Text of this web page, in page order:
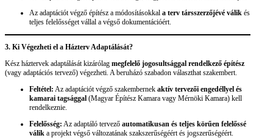
Az adaptációt végző építész a módosításokkal a terv társszerzőjévé válik és
teljes felelősséget vállal a végső dokumentációért.
3. Ki Végezheti el a Házterv Adaptálását?
Kész háztervek adaptálását kizárólag megfelelő jogosultsággal rendelkező építész
(vagy adaptációs tervező) végezheti. A beruházó szabadon választhat szakembert.
Feltétel: Az adaptációt végző szakembernek aktív tervezői engedéllyel és
kamarai tagsággal (Magyar Építész Kamara vagy Mérnöki Kamara) kell
rendelkeznie.
Felelősség: Az adaptáló tervező automatikusan és teljes körűen felelőssé
válik a projekt végső változatának szakszerűségéért és jogszerűségéért.